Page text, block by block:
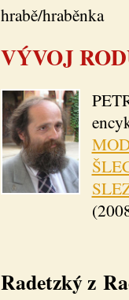
hrabě/hraběnka
VÝVOJ
Radetzký z